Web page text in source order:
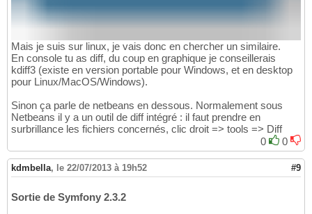
Mais je suis sur linux, je vais donc en chercher un similaire.
En console tu as diff, du coup en graphique je conseillerais
kdiff3 (existe en version portable pour Windows, et en desktop
pour Linux/MacOS/Windows).
Sinon ça parle de netbeans en dessous. Normalement sous
Netbeans il y a un outil de diff intégré : il faut prendre en
surbrillance les fichiers concernés, clic droit => tools => Diff
0
0
kdmbella, le 22/07/2013 à 19h52 #9
Sortie de Symfony 2.3.2